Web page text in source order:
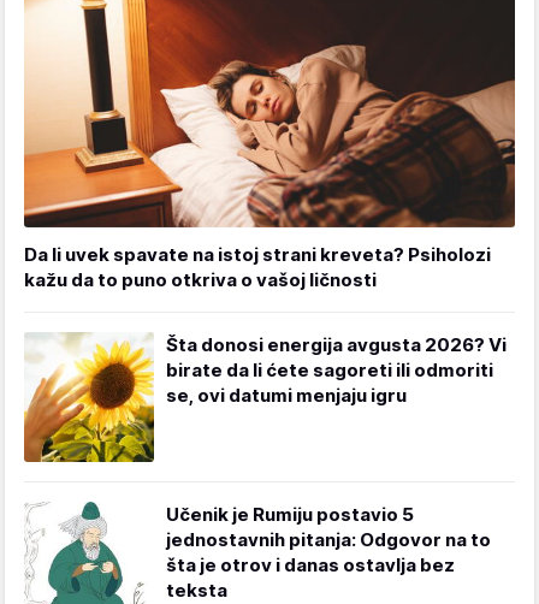
Da li uvek spavate na istoj strani kreveta? Psiholozi
kažu da to puno otkriva o vašoj ličnosti
Šta donosi energija avgusta 2026? Vi
birate da li ćete sagoreti ili odmoriti
se, ovi datumi menjaju igru
Učenik je Rumiju postavio 5
jednostavnih pitanja: Odgovor na to
šta je otrov i danas ostavlja bez
teksta